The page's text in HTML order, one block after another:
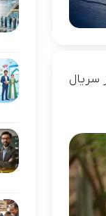
سریال